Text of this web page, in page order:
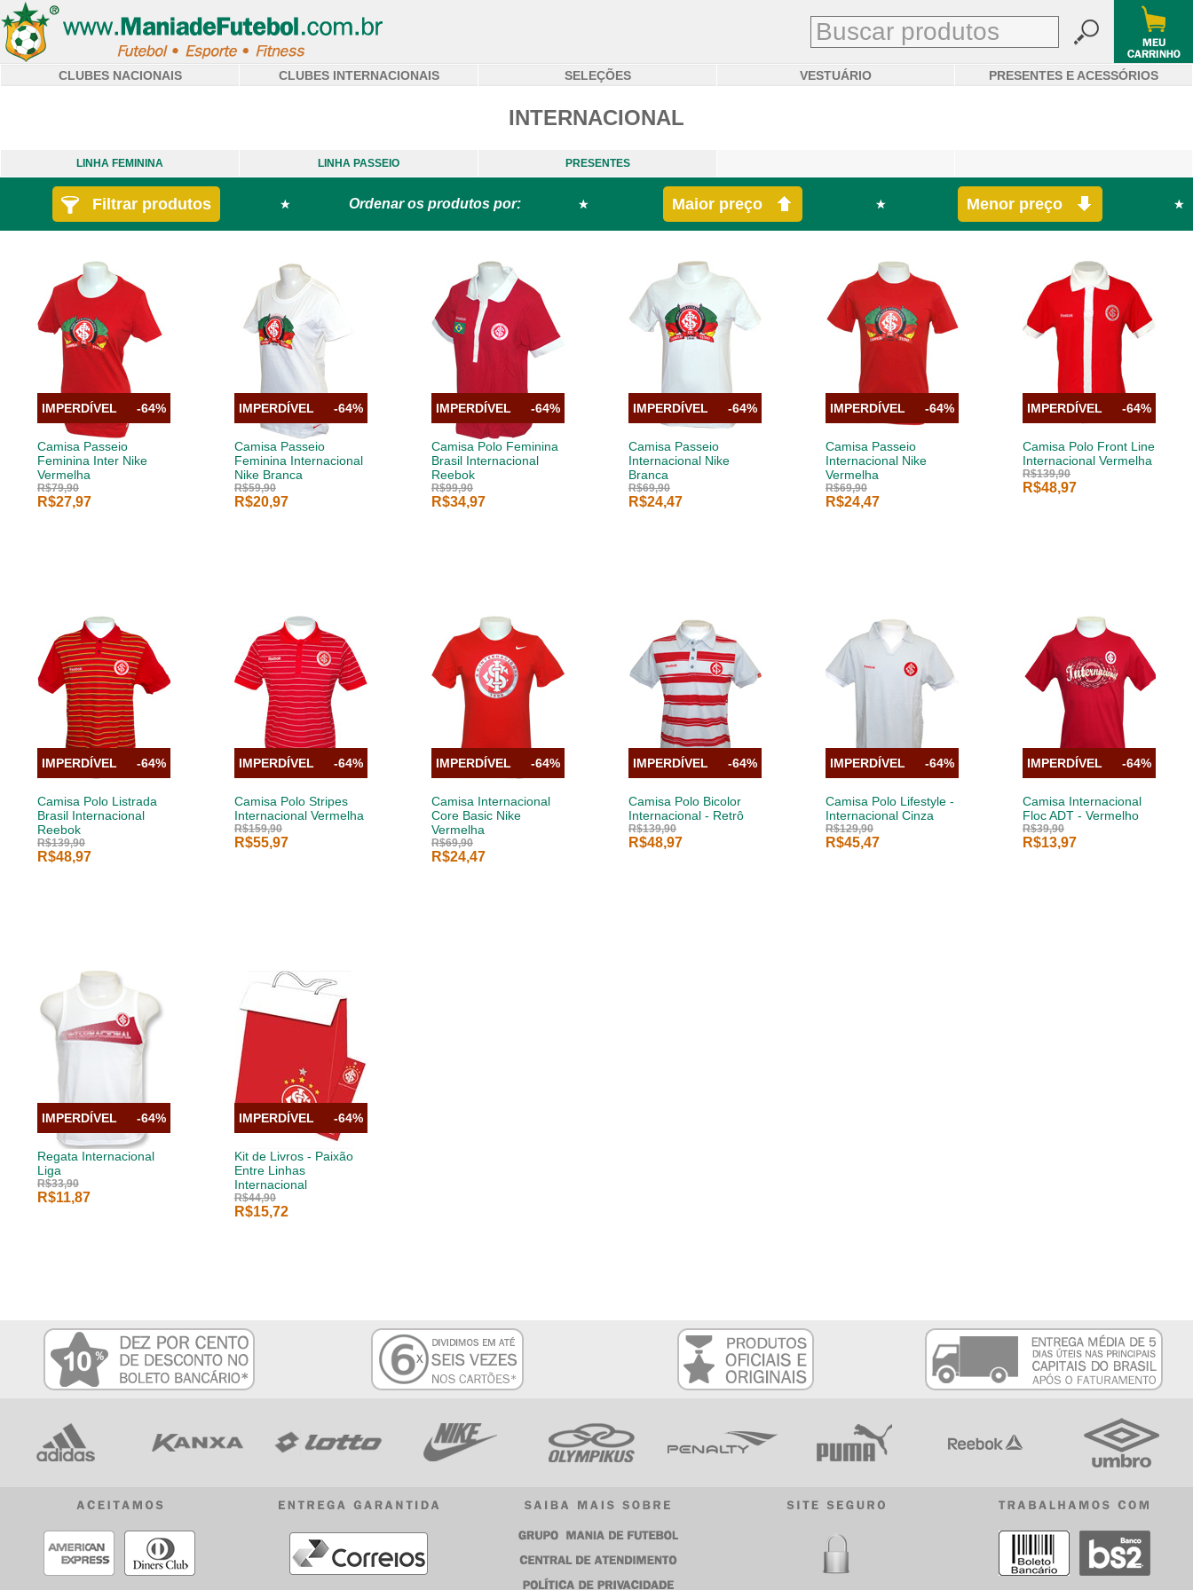
CLUBES NACIONAIS CLUBES INTERNACIONAIS SELEÇÕES VESTUÁRIO PRESENTES E ACESSÓRIOS
INTERNACIONAL
LINHA FEMININA LINHA PASSEIO PRESENTES
Filtrar produtos Ordenar os produtos por: Maior preço Menor preço
Camisa Passeio
Feminina Inter Nike
Vermelha
R$79,90
R$27,97
IMPERDÍVEL -64%
Camisa Passeio
Feminina Internacional
Nike Branca
R$59,90
R$20,97
IMPERDÍVEL -64%
Camisa Polo Feminina
Brasil Internacional
Reebok
R$99,90
R$34,97
IMPERDÍVEL -64%
Camisa Passeio
Internacional Nike
Branca
R$69,90
R$24,47
IMPERDÍVEL -64%
Camisa Passeio
Internacional Nike
Vermelha
R$69,90
R$24,47
IMPERDÍVEL -64%
Camisa Polo Front Line
Internacional Vermelha
R$139,90
R$48,97
IMPERDÍVEL -64%
Camisa Polo Listrada
Brasil Internacional
Reebok
R$139,90
R$48,97
IMPERDÍVEL -64%
Camisa Polo Stripes
Internacional Vermelha
R$159,90
R$55,97
IMPERDÍVEL -64%
Camisa Internacional
Core Basic Nike
Vermelha
R$69,90
R$24,47
IMPERDÍVEL -64%
Camisa Polo Bicolor
Internacional - Retrô
R$139,90
R$48,97
IMPERDÍVEL -64%
Camisa Polo Lifestyle -
Internacional Cinza
R$129,90
R$45,47
IMPERDÍVEL -64%
Camisa Internacional
Floc ADT - Vermelho
R$39,90
R$13,97
IMPERDÍVEL -64%
Regata Internacional
Liga
R$33,90
R$11,87
IMPERDÍVEL -64%
Kit de Livros - Paixão
Entre Linhas
Internacional
R$44,90
R$15,72
IMPERDÍVEL -64%